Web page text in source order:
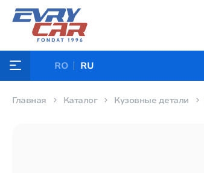
RO RU
Главная Каталог Кузовные детали